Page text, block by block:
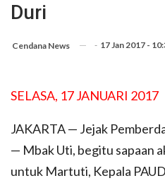
Duri
Cendana News - 17 Jan 2017 -
SELASA, 17 JANUARI 2017
JAKARTA — Jejak
— Mbak Uti, begitu sapaan
untuk Martuti, Kepala